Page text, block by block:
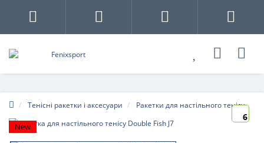
Тенісні ракетки і аксесуари Ракетки для настільного тенісу
New
6